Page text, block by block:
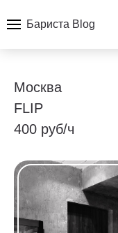
Бариста Blog
Москва
FLIP
400 руб/ч